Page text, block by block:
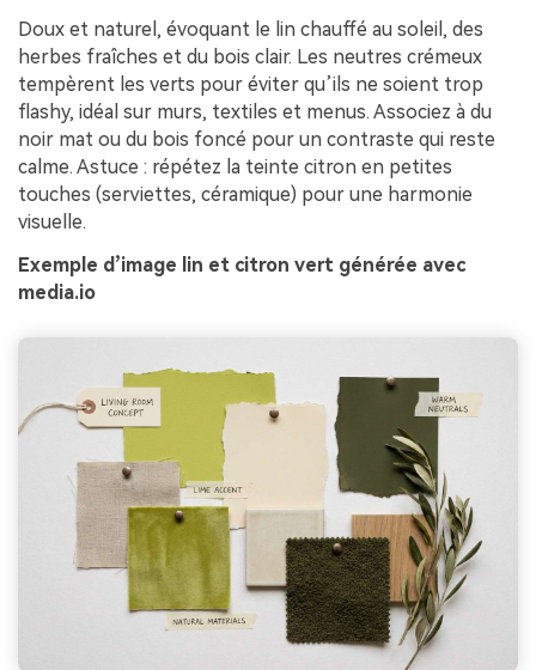
Doux et naturel, évoquant le lin chauffé au soleil, des
herbes fraîches et du bois clair. Les neutres crémeux
tempèrent les verts pour éviter qu’ils ne soient trop
flashy, idéal sur murs, textiles et menus. Associez à du
noir mat ou du bois foncé pour un contraste qui reste
calme. Astuce : répétez la teinte citron en petites
touches (serviettes, céramique) pour une harmonie
visuelle.
Exemple d’image lin et citron vert générée avec
media.io